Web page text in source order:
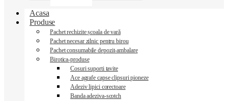
Acasa
Produse
Pachet rechizite școala de vară
Pachet necesar zilnic pentru birou
Pachet consumabile depozit-ambalare
Birotica-produse
Cosuri suporti tavite
Ace agrafe capse clipsuri pioneze
Adeziv lipici corectoare
Banda adeziva-scotch